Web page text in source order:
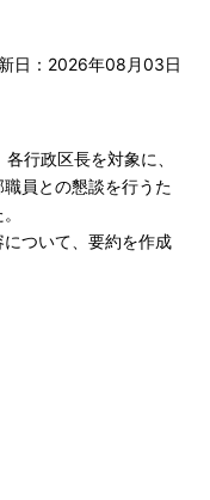
日：2026年08月03日
行政区長を対象に、
員との懇談を行うた
ついて、要約を作成